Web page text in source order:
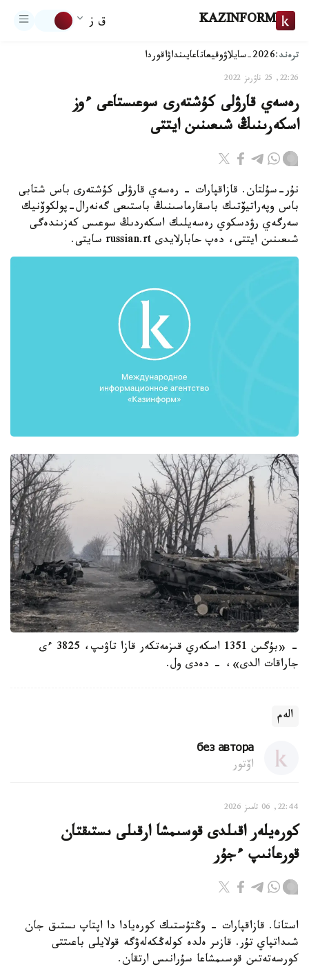
KAZINFORM ق ز
ترەند:2026-سايلاۋ وقيعاتاعايىنداۋاقوردا
22:26, 25 ناۋرىز 2022
رەسەي قارۋلى كۇشتەرى سوعىستاعى ءوز
اسكەرىنىڭ شىعىنىن ايتتى
نۇر-سۇلتان. قازاقپارات - رەسەي قارۋلى كۇشتەرى باس شتابى
باس وپەراتيۆتىك باسقارماسىنىڭ باستىعى گەنەرال-پولكوۆنيك
سەرگەي رۋدسكوي رەسەيلىك اسكەردىڭ سوعىس كەزىندەگى
شىعىنىن ايتتى، دەپ حابارلايدى russian.rt سايتى.
- «بۇگىن 1351 اسكەري قىزمەتكەر قازا تاۋىپ، 3825 ءى
جاراقات الدى»، - دەدى ول.
الەم
без автора
اۆتور
22:44, 06 تامىز 2026
كورەيلەر اقىلدى قوسىمشا ارقىلى ىستىقتان
قورعانىپ ءجۇر
استانا. قازاقپارات - وڭتۇستىك كورەيادا دا اپتاپ ىستىق جان
شىداتپاي تۇر. قازىر ەلدە كولەڭكەلەۋگە قولايلى باعىتتى
كورسەتەتىن قوسىمشاعا سۇرانىس ارتقان.